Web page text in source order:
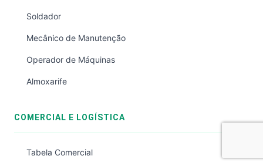
Soldador
Mecânico de Manutenção
Operador de Máquinas
Almoxarife
COMERCIAL E LOGÍSTICA
Tabela Comercial